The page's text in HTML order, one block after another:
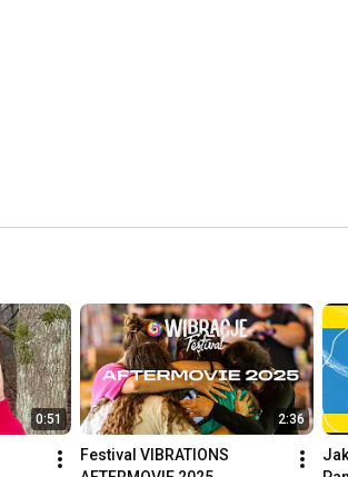
0:51 2:36
Festival VIBRATIONS